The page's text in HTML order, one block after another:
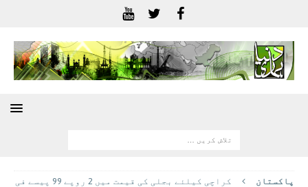
پاکستان
کراچی کیلئے بجلی کی قیمت میں 2 روپے 99 پیسے فی